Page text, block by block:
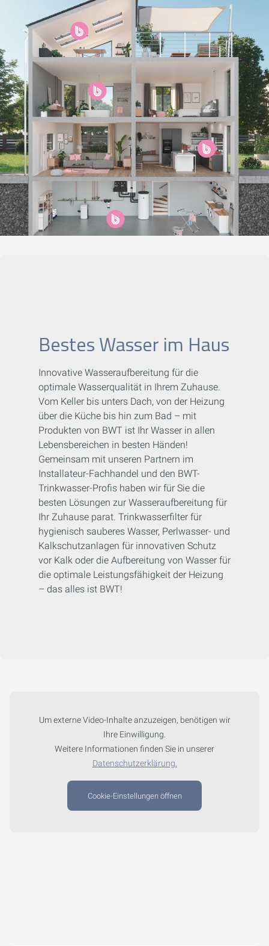
Bestes Wasser im Haus
Innovative Wasseraufbereitung für die
optimale Wasserqualität in Ihrem Zuhause.
Vom Keller bis unters Dach, von der Heizung
über die Küche bis hin zum Bad – mit
Produkten von BWT ist Ihr Wasser in allen
Lebensbereichen in besten Händen!
Gemeinsam mit unseren Partnern im
Installateur-Fachhandel und den BWT-
Trinkwasser-Profis haben wir für Sie die
besten Lösungen zur Wasseraufbereitung für
Ihr Zuhause parat. Trinkwasserfilter für
hygienisch sauberes Wasser, Perlwasser- und
Kalkschutzanlagen für innovativen Schutz
vor Kalk oder die Aufbereitung von Wasser für
die optimale Leistungsfähigkeit der Heizung
– das alles ist BWT!
Um externe Video-Inhalte anzuzeigen, benötigen wir
Ihre Einwilligung.
Weitere Informationen finden Sie in unserer
Datenschutzerklärung.
Cookie-Einstellungen öffnen